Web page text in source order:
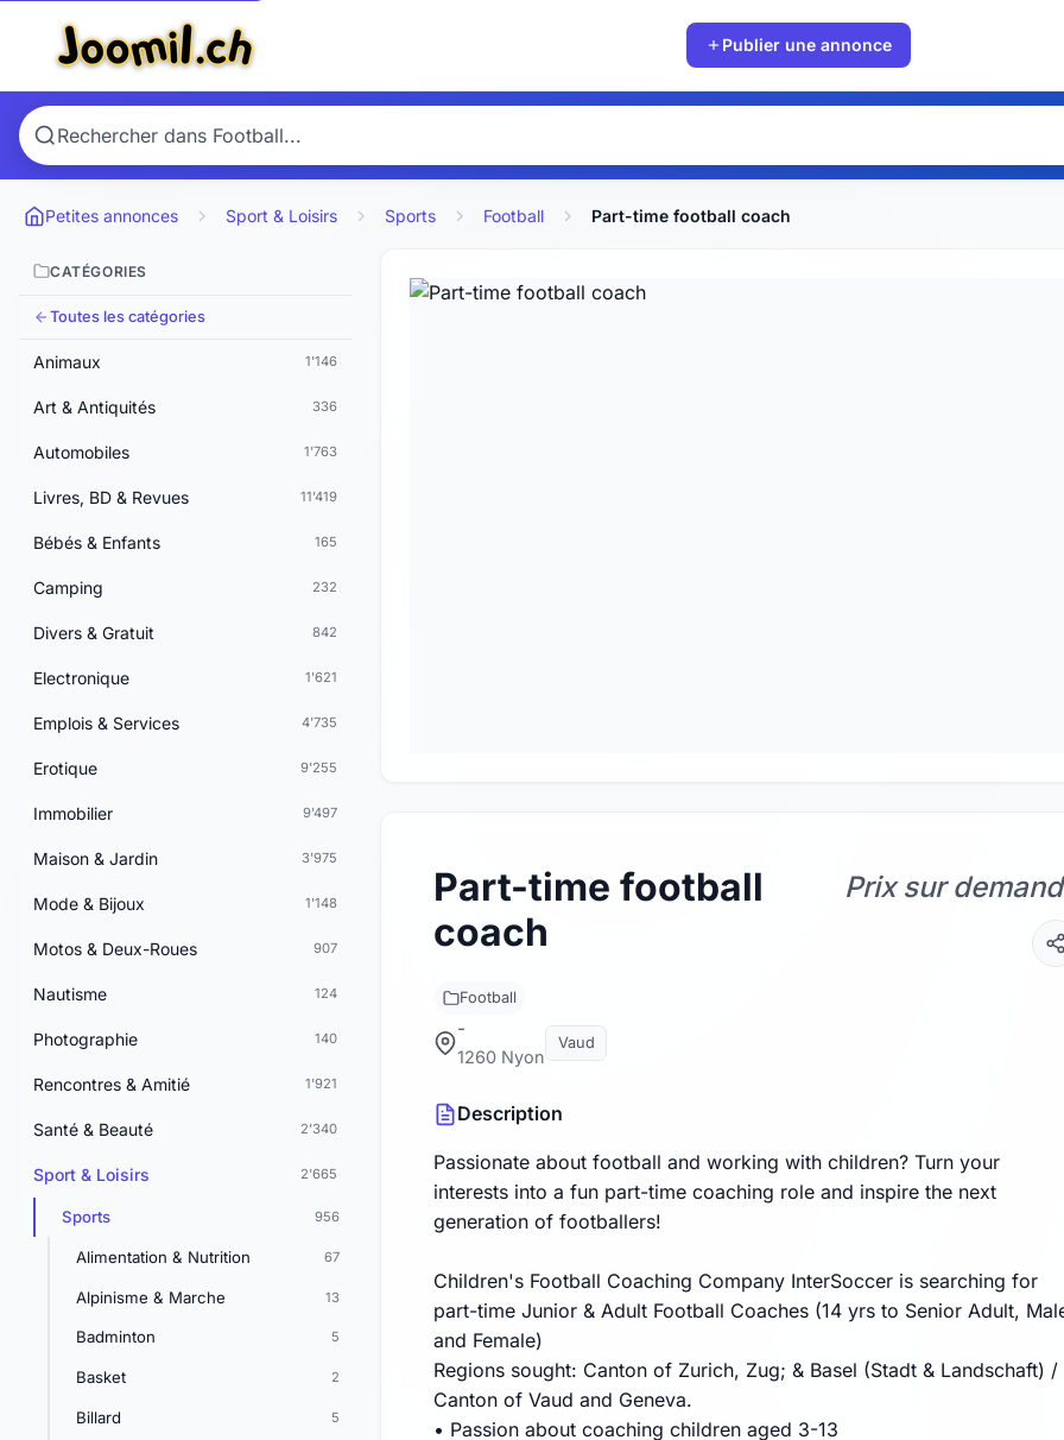
Publier une annonce
Petites annonces Sport & Loisirs Sports Football Part-time football coach
CATÉGORIES
Toutes les catégories
Animaux 1'146
Art & Antiquités 336
Automobiles 1'763
Livres, BD & Revues 11'419
Bébés & Enfants 165
Camping 232
Divers & Gratuit 842
Electronique 1'621
Emplois & Services 4'735
Erotique 9'255
Immobilier 9'497
Maison & Jardin 3'975
Mode & Bijoux 1'148
Motos & Deux-Roues 907
Nautisme 124
Photographie 140
Rencontres & Amitié 1'921
Santé & Beauté 2'340
Sport & Loisirs 2'665
Sports 956
Alimentation & Nutrition 67
Alpinisme & Marche 13
Badminton 5
Basket 2
Billard 5
Part-time football
coach
Prix sur
Football
-
1260 Nyon
Vaud
Description
Passionate about football and working with children? Turn your
interests into a fun part-time coaching role and inspire the next
generation of footballers!
Children's Football Coaching Company InterSoccer is searching for
part-time Junior & Adult Football Coaches (14 yrs to Senior Adult,
and Female)
Regions sought: Canton of Zurich, Zug; & Basel (Stadt & Landschaft) /
Canton of Vaud and Geneva.
• Passion about coaching children aged 3-13